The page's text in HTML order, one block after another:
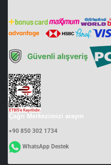
Çağrı Merkezimizi arayın
+90 850 302 1734
WhatsApp Destek